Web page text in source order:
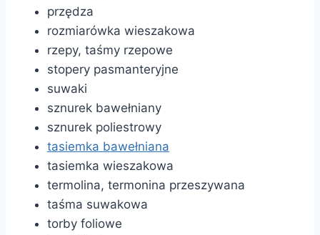
przędza
rozmiarówka wieszakowa
rzepy, taśmy rzepowe
stopery pasmanteryjne
suwaki
sznurek bawełniany
sznurek poliestrowy
tasiemka bawełniana
tasiemka wieszakowa
termolina, termonina przeszywana
taśma suwakowa
torby foliowe